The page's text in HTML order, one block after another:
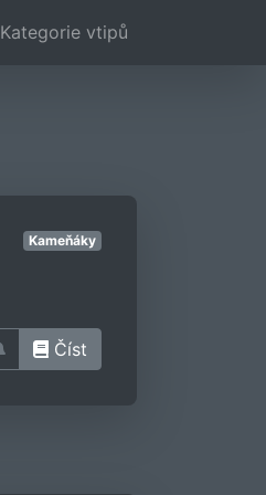
Kategorie vtipů
Kameňáky
Číst